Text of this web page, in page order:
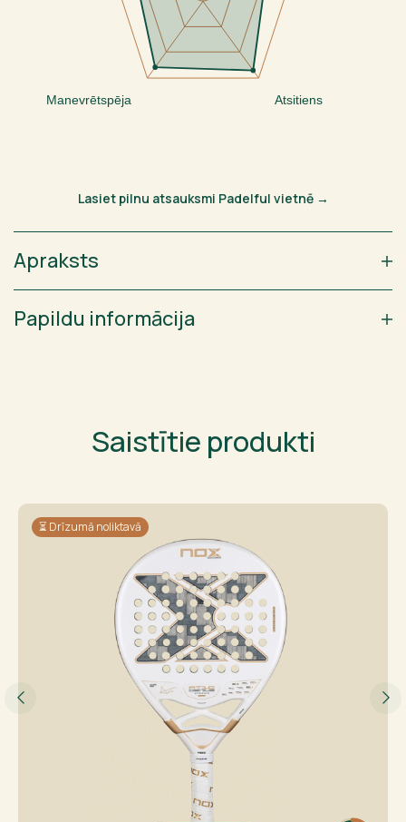
Atsitiens
Manevrētspēja
Lasiet pilnu atsauksmi Padelful vietnē →
Apraksts
Papildu informācija
Saistītie produkti
⏳ Drīzumā noliktavā